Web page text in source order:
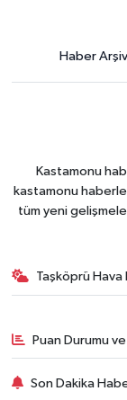
Haber
Kastamonu
kastamonu
tüm yeni
Taşköprü Hava
Puan Durumu
Son Dakika